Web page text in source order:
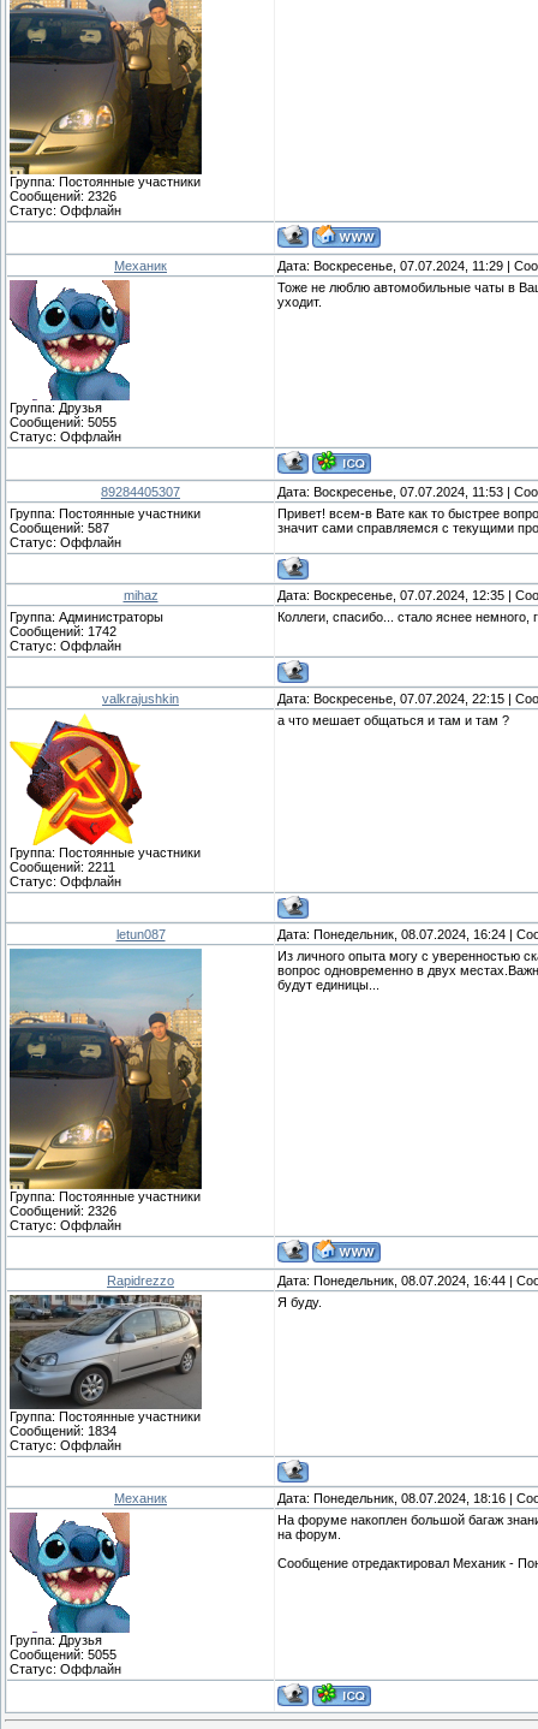
Группа: Постоянные участники
Сообщений: 2326
Статус: Оффлайн
Механик Дата: Воскресенье, 07.07.2024, 11:29 |
Группа: Друзья
Сообщений: 5055
Статус: Оффлайн
Тоже не люблю автомобильные чаты в
уходит.
89284405307
Дата: Воскресенье, 07.07.2024, 11:53 |
Группа: Постоянные участники
Сообщений: 587
Статус: Оффлайн
Привет! всем-в Вате как то быстрее
значит сами справляемся с текущими
mihaz
Дата: Воскресенье, 07.07.2024, 12:35 |
Группа: Администраторы
Сообщений: 1742
Статус: Оффлайн
Коллеги, спасибо... стало яснее
valkrajushkin Дата: Воскресенье, 07.07.2024, 22:15 |
Группа: Постоянные участники
Сообщений: 2211
Статус: Оффлайн
а что мешает общаться и там и там ?
letun087 Дата: Понедельник, 08.07.2024, 16:24 |
Группа: Постоянные участники
Сообщений: 2326
Статус: Оффлайн
Из личного опыта могу с уверенностью
вопрос одновременно в двух
будут единицы...
Rapidrezzo Дата: Понедельник, 08.07.2024, 16:44 |
Группа: Постоянные участники
Сообщений: 1834
Статус: Оффлайн
Я буду.
Механик Дата: Понедельник, 08.07.2024, 18:16 |
Группа: Друзья
Сообщений: 5055
Статус: Оффлайн
На форуме накоплен большой багаж
на форум.
Сообщение отредактировал Механик -